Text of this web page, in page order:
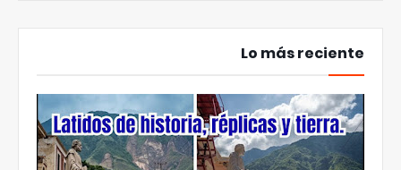
Lo más reciente